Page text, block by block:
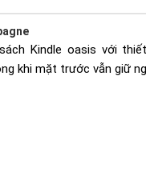
Kindle oasis với
khi mặt trước vẫn giữ